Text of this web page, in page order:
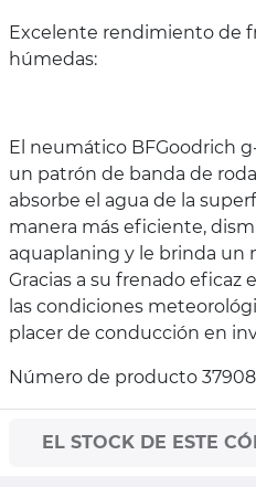
Excelente rendimiento de
húmedas:
El neumático BFGoodrich
un patrón de banda de
absorbe el agua de la
manera más eficiente,
aquaplaning y le brinda un
Gracias a su frenado eficaz
las condiciones
placer de conducción en
Número de producto
EL STOCK DE ESTE